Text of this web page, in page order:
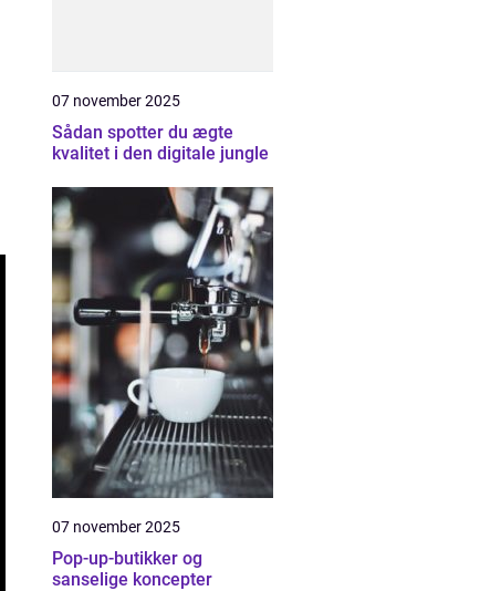
07 november 2025
Sådan spotter du ægte
kvalitet i den digitale jungle
07 november 2025
Pop-up-butikker og
sanselige koncepter